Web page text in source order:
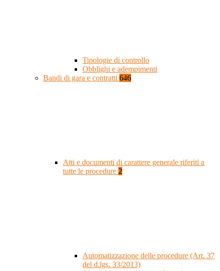
Tipologie di controllo
Obblighi e adempimenti
Bandi di gara e contratti 646
Atti e documenti di carattere generale riferiti a
tutte le procedure 2
Automatizzazione delle procedure (Art. 37
del d.lgs. 33/2013)